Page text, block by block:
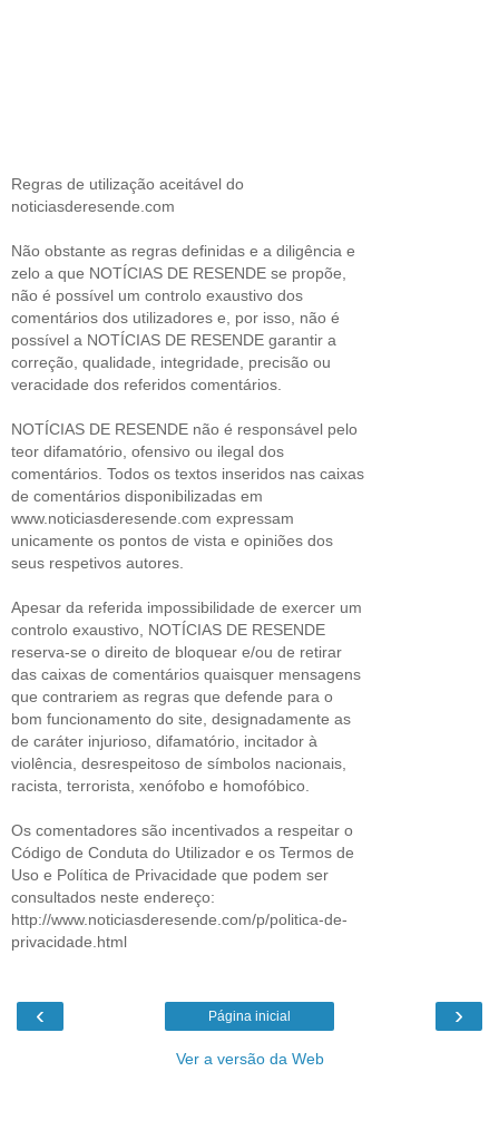
Regras de utilização aceitável do
noticiasderesende.com
Não obstante as regras definidas e a diligência e
zelo a que NOTÍCIAS DE RESENDE se propõe,
não é possível um controlo exaustivo dos
comentários dos utilizadores e, por isso, não é
possível a NOTÍCIAS DE RESENDE garantir a
correção, qualidade, integridade, precisão ou
veracidade dos referidos comentários.
NOTÍCIAS DE RESENDE não é responsável pelo
teor difamatório, ofensivo ou ilegal dos
comentários. Todos os textos inseridos nas caixas
de comentários disponibilizadas em
www.noticiasderesende.com expressam
unicamente os pontos de vista e opiniões dos
seus respetivos autores.
Apesar da referida impossibilidade de exercer um
controlo exaustivo, NOTÍCIAS DE RESENDE
reserva-se o direito de bloquear e/ou de retirar
das caixas de comentários quaisquer mensagens
que contrariem as regras que defende para o
bom funcionamento do site, designadamente as
de caráter injurioso, difamatório, incitador à
violência, desrespeitoso de símbolos nacionais,
racista, terrorista, xenófobo e homofóbico.
Os comentadores são incentivados a respeitar o
Código de Conduta do Utilizador e os Termos de
Uso e Política de Privacidade que podem ser
consultados neste endereço:
http://www.noticiasderesende.com/p/politica-de-
privacidade.html
‹ ›
Página inicial
Ver a versão da Web